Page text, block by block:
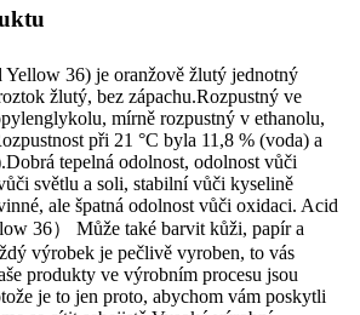
36) je oranžově žlutý jednotný
žlutý, bez zápachu.Rozpustný ve
mírně rozpustný v ethanolu,
při 21 °C byla 11,8 % (voda) a
tepelná odolnost, odolnost vůči
světlu a soli, stabilní vůči kyselině
ale špatná odolnost vůči oxidaci. Acid
36） Může také barvit kůži, papír a
výrobek je pečlivě vyroben, to vás
produkty ve výrobním procesu jsou
je to jen proto, abychom vám poskytli